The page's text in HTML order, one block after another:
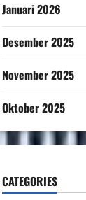
Januari 2026
Desember 2025
November 2025
Oktober 2025
CATEGORIES